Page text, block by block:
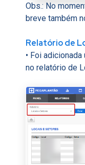
Obs.: No
breve também
Relatório de
• Foi
no relatório de